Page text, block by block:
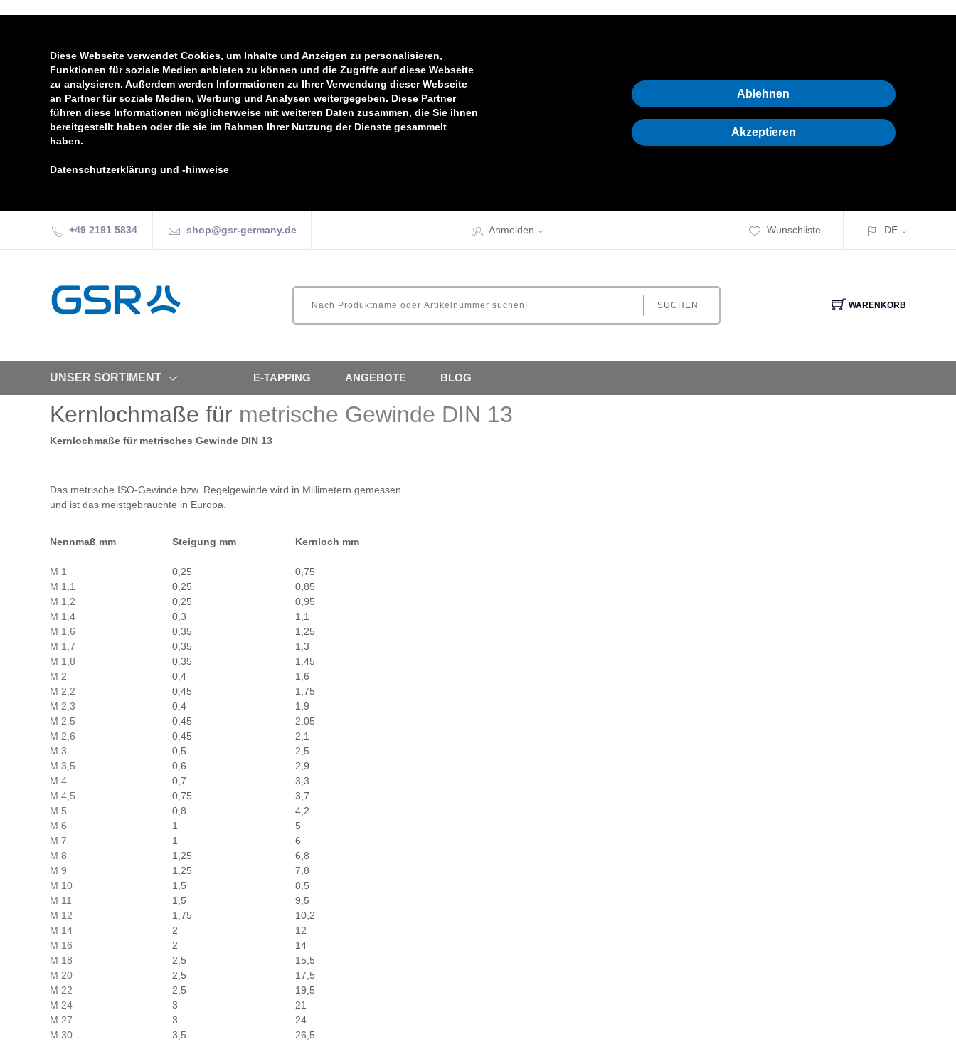
Diese Webseite verwendet Cookies, um Inhalte und Anzeigen zu personalisieren,
Funktionen für soziale Medien anbieten zu können und die Zugriffe auf diese Webseite
zu analysieren. Außerdem werden Informationen zu Ihrer Verwendung dieser Webseite
an Partner für soziale Medien, Werbung und Analysen weitergegeben. Diese Partner
führen diese Informationen möglicherweise mit weiteren Daten zusammen, die Sie ihnen
bereitgestellt haben oder die sie im Rahmen Ihrer Nutzung der Dienste gesammelt
haben.
Datenschutzerklärung und -hinweise
Ablehnen
Akzeptieren
+49 2191 5834 shop@gsr-germany.de Anmelden Wunschliste DE
SUCHEN WARENKORB
UNSER SORTIMENT E-TAPPING ANGEBOTE BLOG
Kernlochmaße für metrische Gewinde DIN 13
Kernlochmaße für metrisches Gewinde DIN 13
Das metrische ISO-Gewinde bzw. Regelgewinde wird in Millimetern gemessen
und ist das meistgebrauchte in Europa.
Nennmaß mm Steigung mm Kernloch mm
M 1 0,25
0,75
M 1,1
0,25
0,85
M 1,2
0,25
0,95
M 1,4
0,3
1,1
M 1,6
0,35
1,25
M 1,7
0,35
1,3
M 1,8
0,35
1,45
M 2
0,4
1,6
M 2,2
0,45
1,75
M 2,3
0,4
1,9
M 2,5
0,45
2,05
M 2,6
0,45
2,1
M 3
0,5
2,5
M 3,5
0,6
2,9
M 4
0,7
3,3
M 4,5
0,75
3,7
M 5
0,8
4,2
M 6
1
5
M 7
1
6
M 8
1,25
6,8
M 9
1,25
7,8
M 10
1,5
8,5
M 11
1,5
9,5
M 12
1,75
10,2
M 14
2
12
M 16
2
14
M 18
2,5
15,5
M 20
2,5
17,5
M 22
2,5
19,5
M 24
3
21
M 27
3
24
M 30
3,5
26,5